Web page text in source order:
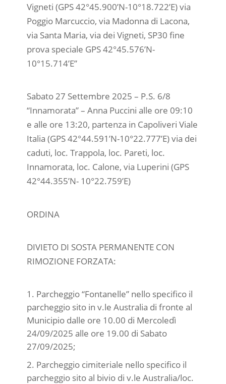
Vigneti (GPS 42°45.900’N-10°18.722’E) via
Poggio Marcuccio, via Madonna di Lacona,
via Santa Maria, via dei Vigneti, SP30 fine
prova speciale GPS 42°45.576’N-
10°15.714’E”
Sabato 27 Settembre 2025 – P.S. 6/8
“Innamorata” – Anna Puccini alle ore 09:10
e alle ore 13:20, partenza in Capoliveri Viale
Italia (GPS 42°44.591’N-10°22.777’E) via dei
caduti, loc. Trappola, loc. Pareti, loc.
Innamorata, loc. Calone, via Luperini (GPS
42°44.355’N- 10°22.759’E)
ORDINA
DIVIETO DI SOSTA PERMANENTE CON
RIMOZIONE FORZATA:
Parcheggio “Fontanelle” nello specifico il
parcheggio sito in v.le Australia di fronte al
Municipio dalle ore 10.00 di Mercoledì
24/09/2025 alle ore 19.00 di Sabato
27/09/2025;
Parcheggio cimiteriale nello specifico il
parcheggio sito al bivio di v.le Australia/loc.